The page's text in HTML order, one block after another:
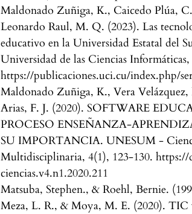
Maldonado Zuñiga, K., Caicedo Plúa,
Leonardo Raul, M. Q. (2023). Las
educativo en la Universidad Estatal del
Universidad de las Ciencias
https://publicaciones.uci.cu/index.php/
Maldonado Zuñiga, K., Vera
Arias, F. J. (2020). SOFTWARE
PROCESO ENSEÑANZA-
SU IMPORTANCIA. UNESUM -
Multidisciplinaria, 4(1), 123-130.
ciencias.v4.n1.2020.211
Matsuba, Stephen., & Roehl, Bernie.
Meza, L. R., & Moya, M. E. (2020). TIC